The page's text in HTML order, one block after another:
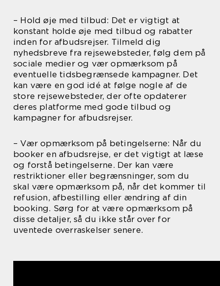
– Hold øje med tilbud: Det er vigtigt at
konstant holde øje med tilbud og rabatter
inden for afbudsrejser. Tilmeld dig
nyhedsbreve fra rejsewebsteder, følg dem på
sociale medier og vær opmærksom på
eventuelle tidsbegrænsede kampagner. Det
kan være en god idé at følge nogle af de
store rejsewebsteder, der ofte opdaterer
deres platforme med gode tilbud og
kampagner for afbudsrejser.
– Vær opmærksom på betingelserne: Når du
booker en afbudsrejse, er det vigtigt at læse
og forstå betingelserne. Der kan være
restriktioner eller begrænsninger, som du
skal være opmærksom på, når det kommer til
refusion, afbestilling eller ændring af din
booking. Sørg for at være opmærksom på
disse detaljer, så du ikke står over for
uventede overraskelser senere.